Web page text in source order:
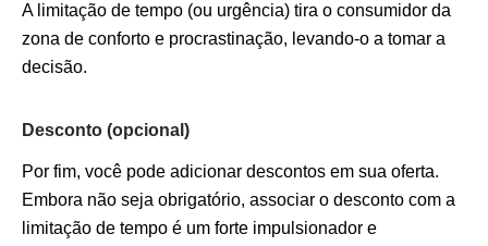
A limitação de tempo (ou urgência) tira o consumidor da
zona de conforto e procrastinação, levando-o a tomar a
decisão.
Desconto (opcional)
Por fim, você pode adicionar descontos em sua oferta.
Embora não seja obrigatório, associar o desconto com a
limitação de tempo é um forte impulsionador e